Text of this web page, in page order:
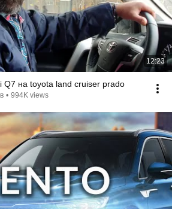
12:23
Q7 на toyota land cruiser prado
• 994K views